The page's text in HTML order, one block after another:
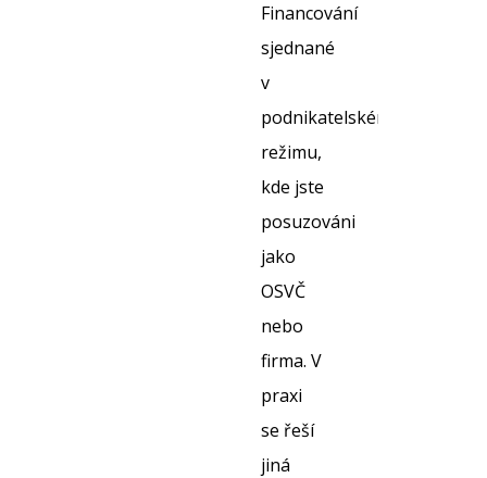
Financování
sjednané
v
podnikatelském
režimu,
kde jste
posuzováni
jako
OSVČ
nebo
firma. V
praxi
se řeší
jiná